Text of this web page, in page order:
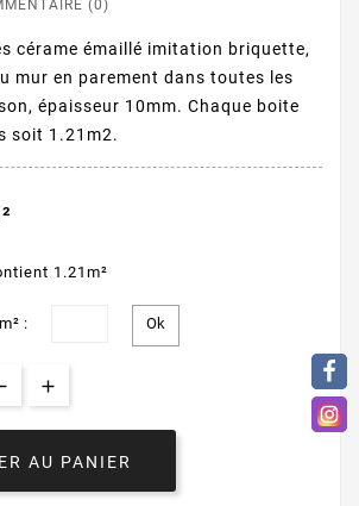
(0)
cérame émaillé imitation briquette,
mur en parement dans toutes les
épaisseur 10mm. Chaque boite
soit 1.21m2.
1.21m²
:
AU PANIER